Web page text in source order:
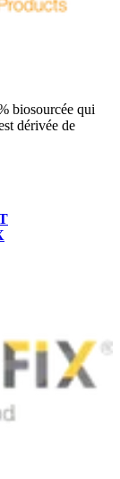
biosourcée qui
dérivée de